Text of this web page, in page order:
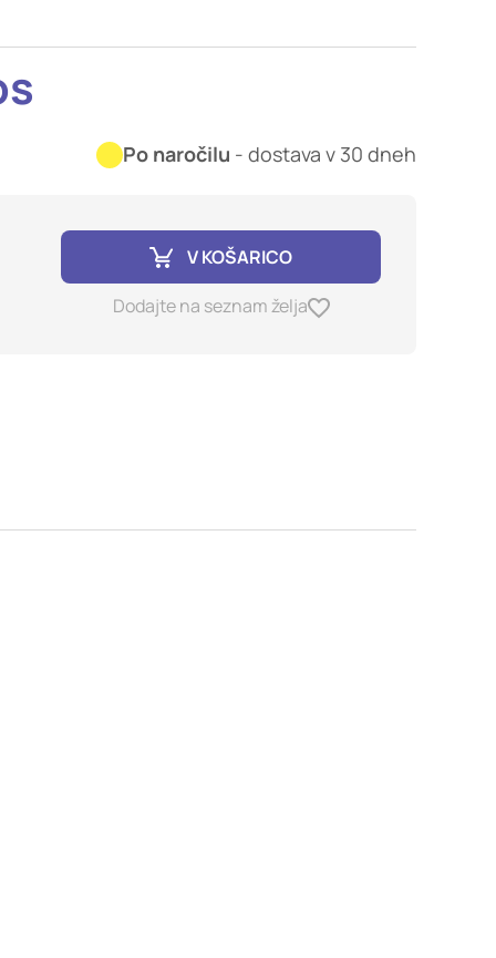
Po naročilu - dostava v 30 dneh
V KOŠARICO
Dodajte na seznam želja
te piškotke ali
delovanja
in
lahko uporabljajo za